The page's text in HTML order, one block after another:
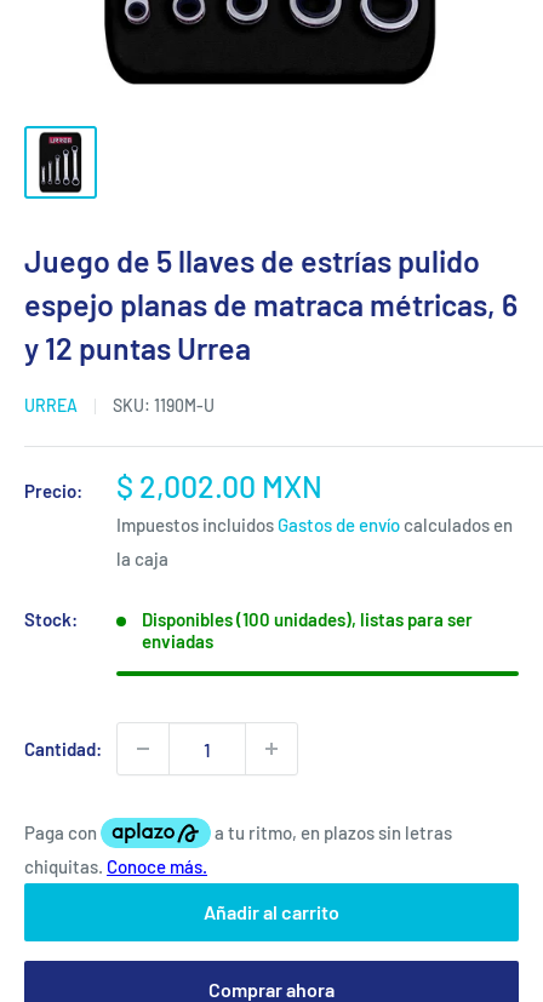
Juego de 5 llaves de estrías pulido
espejo planas de matraca métricas, 6
y 12 puntas Urrea
URREA SKU: 1190M-U
Precio:
Precio
de
venta
$ 2,002.00 MXN
Impuestos incluidos Gastos de envío calculados en
la caja
Stock:
Disponibles (100 unidades), listas para ser
enviadas
Cantidad:
Añadir al carrito
Comprar ahora